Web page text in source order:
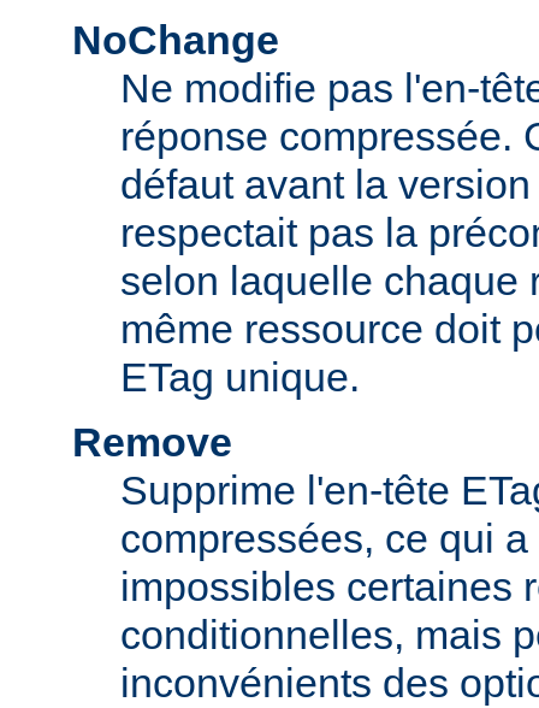
NoChange
Ne modifie pas l'en-
réponse compressée.
défaut avant la
respectait pas la
selon laquelle chaque
même ressource doit
ETag unique.
Remove
Supprime l'en-tête
compressées, ce qui
impossibles certaines
conditionnelles, mais
inconvénients des